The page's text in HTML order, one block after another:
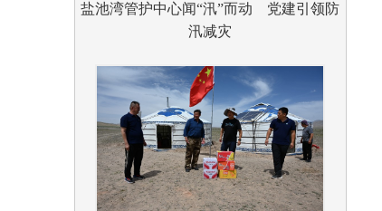
盐池湾管护中心闻“汛”而动 党建引领防
汛减灾